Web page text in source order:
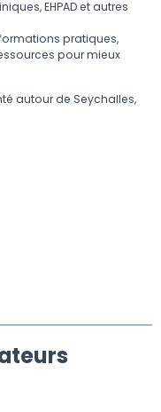
EHPAD et autres
pratiques,
pour mieux
autour de Seychalles,